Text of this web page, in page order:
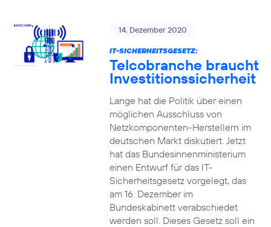
14. Dezember 2020
IT-SICHERHEITSGESETZ:
Telcobranche braucht
Investitionssicherheit
Lange hat die Politik über einen
möglichen Ausschluss von
Netzkomponenten-Herstellern im
deutschen Markt diskutiert. Jetzt
hat das Bundesinnenministerium
einen Entwurf für das IT-
Sicherheitsgesetz vorgelegt, das
am 16. Dezember im
Bundeskabinett verabschiedet
werden soll. Dieses Gesetz soll ein